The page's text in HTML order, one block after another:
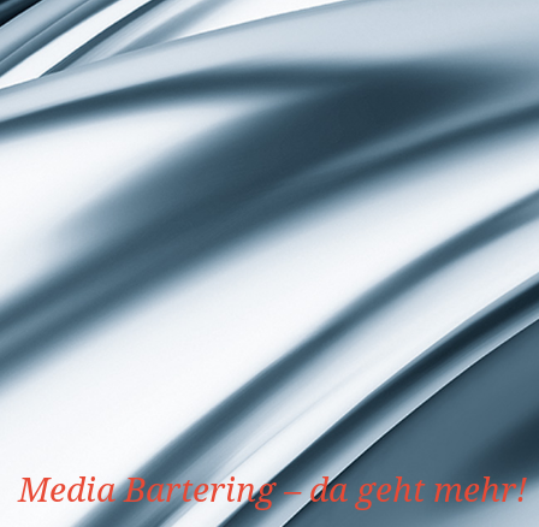
Media Bartering – da geht mehr!